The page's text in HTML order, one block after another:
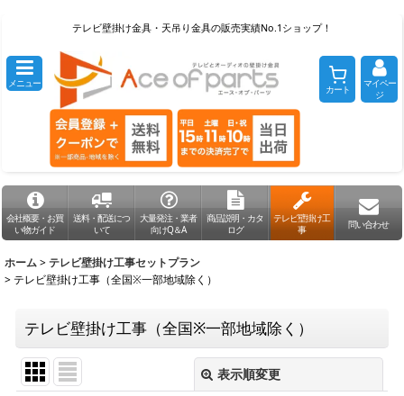
テレビ壁掛け金具・天吊り金具の販売実績No.1ショップ！
メニュー カート
マイペー
ジ
会社概要・お買
い物ガイド
送料・配送につ
いて
大量発注・業者
向けQ＆A
商品説明・カタ
ログ
テレビ壁掛け工
事
問い合わせ
ホーム >テレビ壁掛け工事セットプラン
>テレビ壁掛け工事（全国※一部地域除く）
テレビ壁掛け工事（全国※一部地域除く）
表示順変更